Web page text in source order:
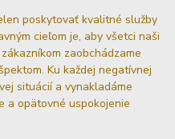
poskytovať kvalitné služby
cieľom je, aby všetci naši
zaobchádzame
Ku každej negatívnej
situácií a vynakladáme
a opätovné uspokojenie